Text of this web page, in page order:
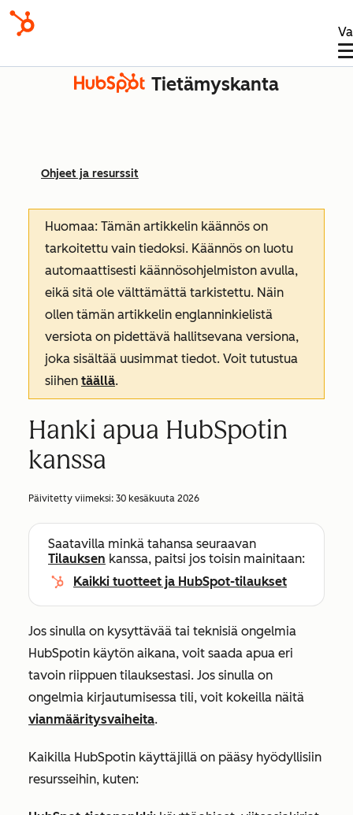
Tietämyskanta
Ohjeet ja resurssit
Huomaa: Tämän artikkelin käännös on
tarkoitettu vain tiedoksi. Käännös on luotu
automaattisesti käännösohjelmiston avulla,
eikä sitä ole välttämättä tarkistettu. Näin
ollen tämän artikkelin englanninkielistä
versiota on pidettävä hallitsevana versiona,
joka sisältää uusimmat tiedot. Voit tutustua
siihen täällä.
Hanki apua HubSpotin
kanssa
Päivitetty viimeksi: 30 kesäkuuta 2026
Saatavilla minkä tahansa seuraavan
Tilauksen kanssa, paitsi jos toisin mainitaan:
Kaikki tuotteet ja HubSpot-tilaukset
Jos sinulla on kysyttävää tai teknisiä ongelmia
HubSpotin käytön aikana, voit saada apua eri
tavoin riippuen tilauksestasi. Jos sinulla on
ongelmia kirjautumisessa tili, voit kokeilla näitä
vianmääritysvaiheita.
Kaikilla HubSpotin käyttäjillä on pääsy hyödyllisiin
resursseihin, kuten: